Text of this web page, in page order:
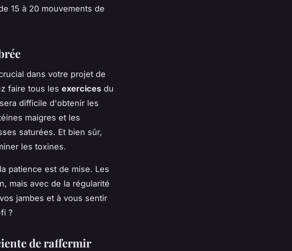
15 à 20 mouvements de
dans votre projet de
faire tous les exercices du
difficile d'obtenir les
maigres et les
saturées. Et bien sûr,
les toxines.
patience est de mise. Les
mais avec de la régularité
jambes et à vous sentir
?
de raffermir